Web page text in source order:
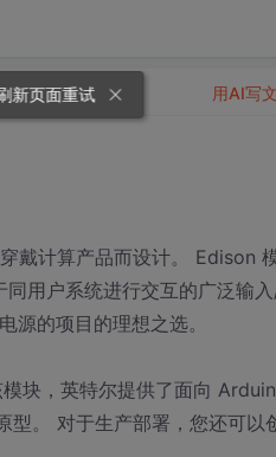
戴计算产品而设计。 Edison
用户系统进行交互的广泛输
的项目的理想之选。
块，英特尔提供了面向
。 对于生产部署，您还可以
用AI写